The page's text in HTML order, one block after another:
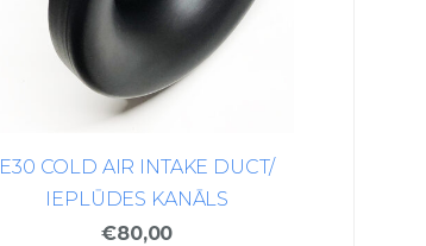
E30 COLD AIR INTAKE DUCT/
IEPLŪDES KANĀLS
€80,00